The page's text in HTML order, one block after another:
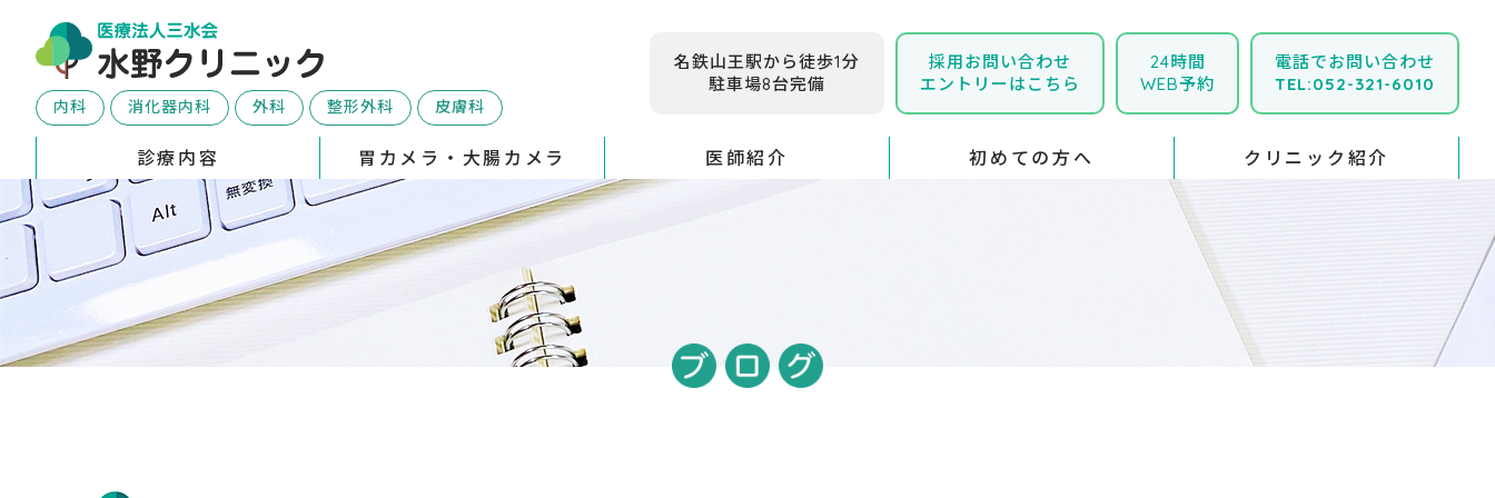
内科 消化器内科 外科 整形外科 皮膚科
名鉄山王駅から徒歩1分
駐車場8台完備
採用お問い合わせ
エントリーはこちら
24時間
WEB予約
電話でお問い合わせ
TEL:052-321-6010
診療内容 胃カメラ・大腸カメラ 医師紹介 初めての方へ クリニック紹介